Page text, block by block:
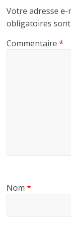
Votre adresse e-
obligatoires
Commentaire*
Nom*